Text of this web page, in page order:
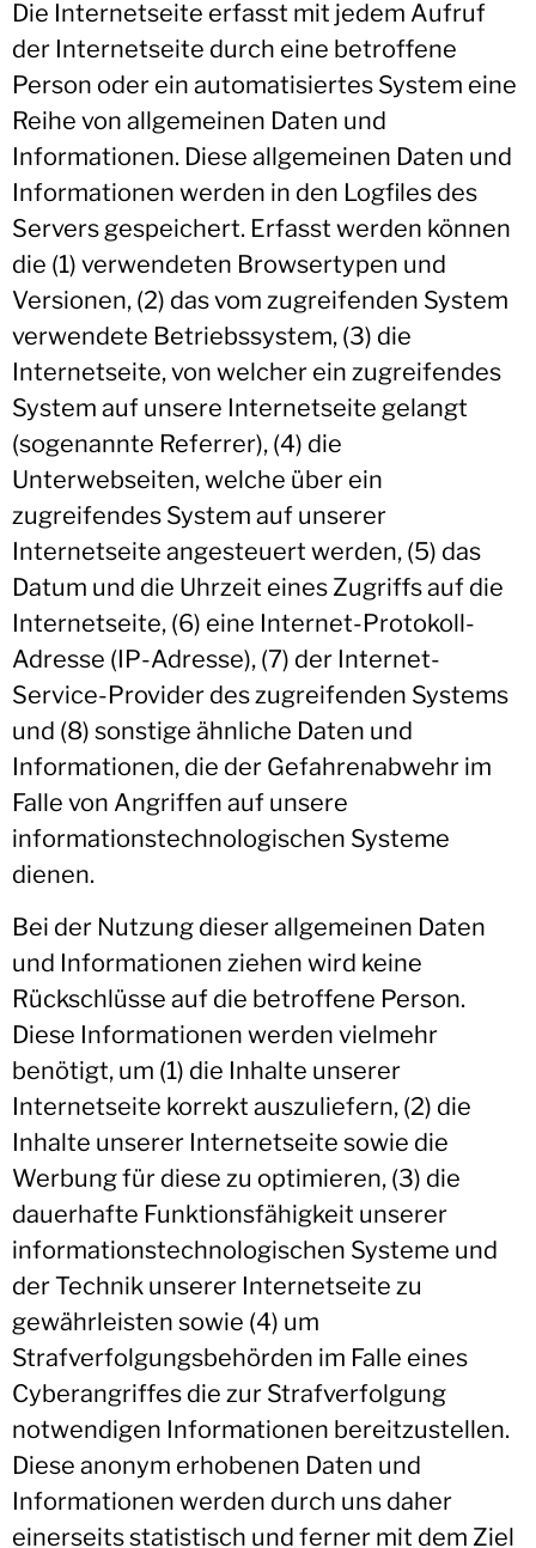
Die Internetseite erfasst mit jedem Aufruf
der Internetseite durch eine betroffene
Person oder ein automatisiertes System eine
Reihe von allgemeinen Daten und
Informationen. Diese allgemeinen Daten und
Informationen werden in den Logfiles des
Servers gespeichert. Erfasst werden können
die (1) verwendeten Browsertypen und
Versionen, (2) das vom zugreifenden System
verwendete Betriebssystem, (3) die
Internetseite, von welcher ein zugreifendes
System auf unsere Internetseite gelangt
(sogenannte Referrer), (4) die
Unterwebseiten, welche über ein
zugreifendes System auf unserer
Internetseite angesteuert werden, (5) das
Datum und die Uhrzeit eines Zugriffs auf die
Internetseite, (6) eine Internet-Protokoll-
Adresse (IP-Adresse), (7) der Internet-
Service-Provider des zugreifenden Systems
und (8) sonstige ähnliche Daten und
Informationen, die der Gefahrenabwehr im
Falle von Angriffen auf unsere
informationstechnologischen Systeme
dienen.
Bei der Nutzung dieser allgemeinen Daten
und Informationen ziehen wird keine
Rückschlüsse auf die betroffene Person.
Diese Informationen werden vielmehr
benötigt, um (1) die Inhalte unserer
Internetseite korrekt auszuliefern, (2) die
Inhalte unserer Internetseite sowie die
Werbung für diese zu optimieren, (3) die
dauerhafte Funktionsfähigkeit unserer
informationstechnologischen Systeme und
der Technik unserer Internetseite zu
gewährleisten sowie (4) um
Strafverfolgungsbehörden im Falle eines
Cyberangriffes die zur Strafverfolgung
notwendigen Informationen bereitzustellen.
Diese anonym erhobenen Daten und
Informationen werden durch uns daher
einerseits statistisch und ferner mit dem Ziel